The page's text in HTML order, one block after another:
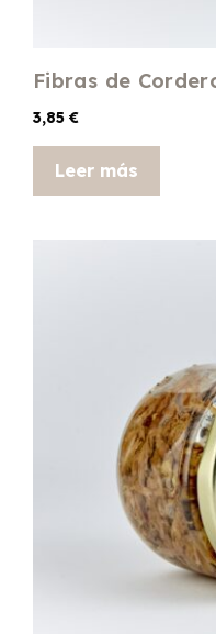
Fibras de
3,85 €
Leer más